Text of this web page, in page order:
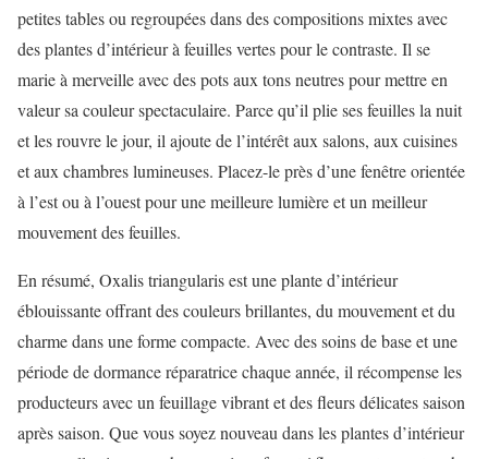
petites tables ou regroupées dans des compositions mixtes avec
des plantes d’intérieur à feuilles vertes pour le contraste. Il se
marie à merveille avec des pots aux tons neutres pour mettre en
valeur sa couleur spectaculaire. Parce qu’il plie ses feuilles la nuit
et les rouvre le jour, il ajoute de l’intérêt aux salons, aux cuisines
et aux chambres lumineuses. Placez-le près d’une fenêtre orientée
à l’est ou à l’ouest pour une meilleure lumière et un meilleur
mouvement des feuilles.
En résumé, Oxalis triangularis est une plante d’intérieur
éblouissante offrant des couleurs brillantes, du mouvement et du
charme dans une forme compacte. Avec des soins de base et une
période de dormance réparatrice chaque année, il récompense les
producteurs avec un feuillage vibrant et des fleurs délicates saison
après saison. Que vous soyez nouveau dans les plantes d’intérieur